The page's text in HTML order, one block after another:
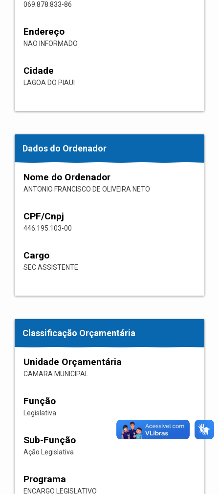
069.878.833-86
Endereço
NAO INFORMADO
Cidade
LAGOA DO PIAUI
Dados do Ordenador
Nome do Ordenador
ANTONIO FRANCISCO DE OLIVEIRA NETO
CPF/Cnpj
446.195.103-00
Cargo
SEC ASSISTENTE
Classificação Orçamentária
Unidade Orçamentária
CAMARA MUNICIPAL
Função
Legislativa
Sub-Função
Ação Legislativa
Programa
ENCARGO LEGISLATIVO